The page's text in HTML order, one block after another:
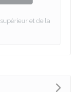
et de la